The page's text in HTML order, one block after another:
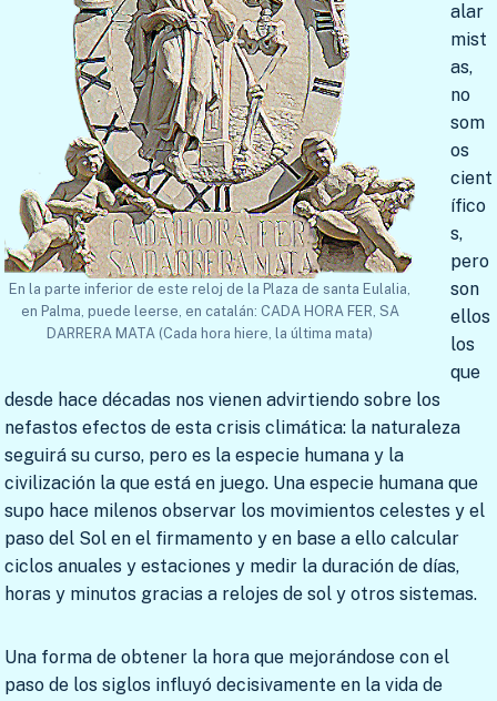
En la parte inferior de este reloj de la Plaza de santa Eulalia,
en Palma, puede leerse, en catalán: CADA HORA FER, SA
DARRERA MATA (Cada hora hiere, la última mata)
alar
mist
as,
no
som
os
cient
ífico
s,
pero
son
ellos
los
que
desde hace décadas nos vienen advirtiendo sobre los
nefastos efectos de esta crisis climática: la naturaleza
seguirá su curso, pero es la especie humana y la
civilización la que está en juego. Una especie humana que
supo hace milenos observar los movimientos celestes y el
paso del Sol en el firmamento y en base a ello calcular
ciclos anuales y estaciones y medir la duración de días,
horas y minutos gracias a relojes de sol y otros sistemas.
Una forma de obtener la hora que mejorándose con el
paso de los siglos influyó decisivamente en la vida de